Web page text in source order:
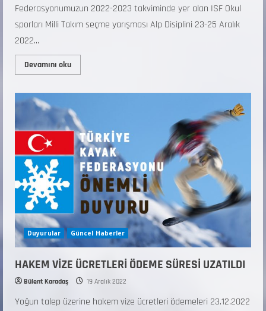
Federasyonumuzun 2022-2023 takviminde yer alan ISF Okul
sporları Milli Takım seçme yarışması Alp Disiplini 23-25 Aralık
2022...
Devamını oku
Duyurular Güncel Haberler
HAKEM VİZE ÜCRETLERİ ÖDEME SÜRESİ UZATILDI
Bülent Karadaş 19 Aralık 2022
Yoğun talep üzerine hakem vize ücretleri ödemeleri 23.12.2022